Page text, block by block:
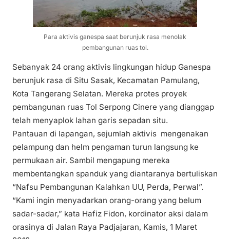
Para aktivis ganespa saat berunjuk rasa menolak
pembangunan ruas tol.
Sebanyak 24 orang aktivis lingkungan hidup Ganespa
berunjuk rasa di Situ Sasak, Kecamatan Pamulang,
Kota Tangerang Selatan. Mereka protes proyek
pembangunan ruas Tol Serpong Cinere yang dianggap
telah menyaplok lahan garis sepadan situ.
Pantauan di lapangan, sejumlah aktivis mengenakan
pelampung dan helm pengaman turun langsung ke
permukaan air. Sambil mengapung mereka
membentangkan spanduk yang diantaranya bertuliskan
“Nafsu Pembangunan Kalahkan UU, Perda, Perwal”.
“Kami ingin menyadarkan orang-orang yang belum
sadar-sadar,” kata Hafiz Fidon, kordinator aksi dalam
orasinya di Jalan Raya Padjajaran, Kamis, 1 Maret